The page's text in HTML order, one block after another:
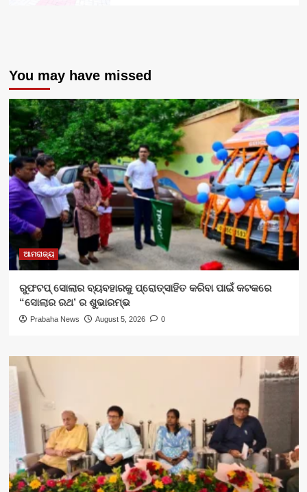
You may have missed
ଆମରାଜ୍ୟ
ରୁଫଟପ୍ ସୋଲାର ବ୍ୟବହାରକୁ ପ୍ରୋତ୍ସାହିତ କରିବା ପାଇଁ କଟକରେ
“ସୋଲାର ରଥ’ ର ଶୁଭାରମ୍ଭ
Prabaha News August 5, 2026 0